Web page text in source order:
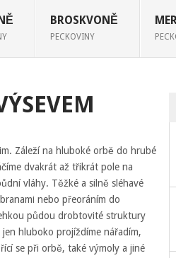
BROSKVONĚ
PECKOVINY
Záleží na hluboké orbě do hrubé
dvakrát až třikrát pole na
vláhy. Těžké a silně sléhavé
nebo přeoráním do
půdou drobtovité struktury
hluboko projíždíme nářadím,
se při orbě, také výmoly a jiné